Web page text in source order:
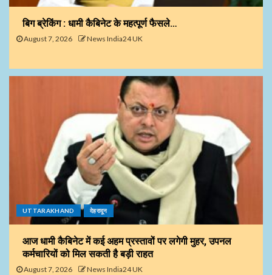
बिग ब्रेकिंग : धामी कैबिनेट के महत्पूर्ण फैसले…
August 7, 2026 News India24 UK
UTTARAKHAND देहरादून
आज धामी कैबिनेट में कई अहम प्रस्तावों पर लगेगी मुहर, उपनल
कर्मचारियों को मिल सकती है बड़ी राहत
August 7, 2026 News India24 UK